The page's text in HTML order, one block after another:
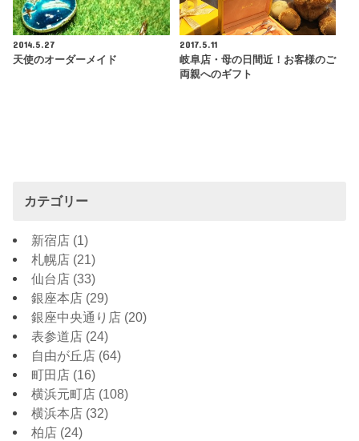
2014.5.27
天使のオーダーメイド
2017.5.11
岐阜店・母の日間近！お客様のご
両親へのギフト
カテゴリー
新宿店 (1)
札幌店 (21)
仙台店 (33)
銀座本店 (29)
銀座中央通り店 (20)
表参道店 (24)
自由が丘店 (64)
町田店 (16)
横浜元町店 (108)
横浜本店 (32)
柏店 (24)